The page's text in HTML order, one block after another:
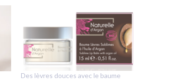
Des lèvres douces avec le baume